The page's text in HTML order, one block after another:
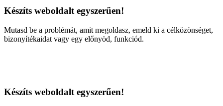
Készíts weboldalt egyszerűen!
Mutasd be a problémát, amit megoldasz, emeld ki a célközönséget,
bizonyítékaidat vagy egy előnyöd, funkciód.
Készíts weboldalt egyszerűen!